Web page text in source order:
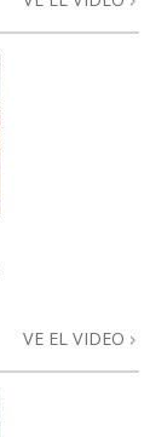
VE EL VIDEO